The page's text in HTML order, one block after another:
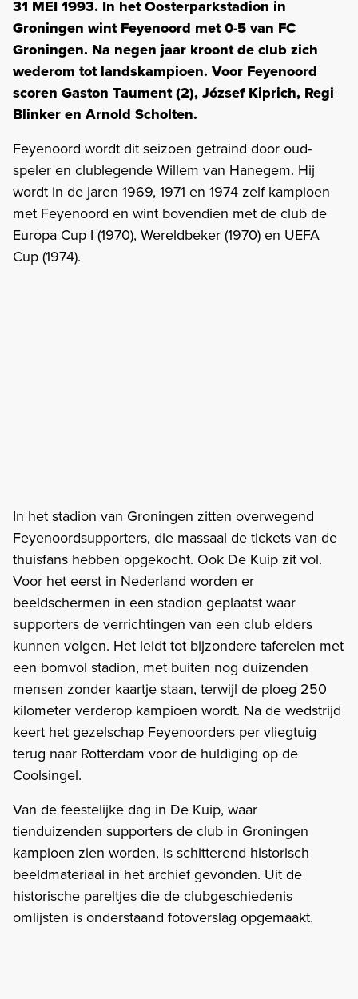
31 MEI 1993. In het Oosterparkstadion in
Groningen wint Feyenoord met 0-5 van FC
Groningen. Na negen jaar kroont de club zich
wederom tot landskampioen. Voor Feyenoord
scoren Gaston Taument (2), József Kiprich, Regi
Blinker en Arnold Scholten.
Feyenoord wordt dit seizoen getraind door oud-
speler en clublegende Willem van Hanegem. Hij
wordt in de jaren 1969, 1971 en 1974 zelf kampioen
met Feyenoord en wint bovendien met de club de
Europa Cup I (1970), Wereldbeker (1970) en UEFA
Cup (1974).
In het stadion van Groningen zitten overwegend
Feyenoordsupporters, die massaal de tickets van de
thuisfans hebben opgekocht. Ook De Kuip zit vol.
Voor het eerst in Nederland worden er
beeldschermen in een stadion geplaatst waar
supporters de verrichtingen van een club elders
kunnen volgen. Het leidt tot bijzondere taferelen met
een bomvol stadion, met buiten nog duizenden
mensen zonder kaartje staan, terwijl de ploeg 250
kilometer verderop kampioen wordt. Na de wedstrijd
keert het gezelschap Feyenoorders per vliegtuig
terug naar Rotterdam voor de huldiging op de
Coolsingel.
Van de feestelijke dag in De Kuip, waar
tienduizenden supporters de club in Groningen
kampioen zien worden, is schitterend historisch
beeldmateriaal in het archief gevonden. Uit de
historische pareltjes die de clubgeschiedenis
omlijsten is onderstaand fotoverslag opgemaakt.